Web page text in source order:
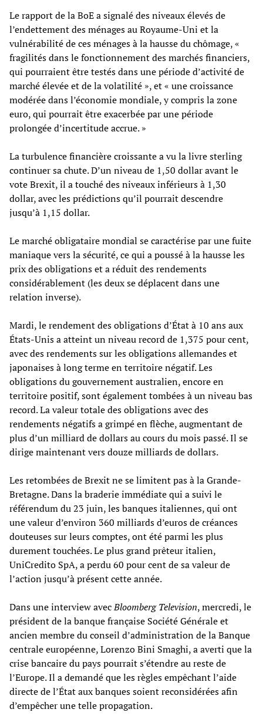
Le rapport de la BoE a signalé des niveaux élevés de
l’endettement des ménages au Royaume-Uni et la
vulnérabilité de ces ménages à la hausse du chômage, «
fragilités dans le fonctionnement des marchés financiers,
qui pourraient être testés dans une période d’activité de
marché élevée et de la volatilité », et « une croissance
modérée dans l’économie mondiale, y compris la zone
euro, qui pourrait être exacerbée par une période
prolongée d’incertitude accrue. »
La turbulence financière croissante a vu la livre sterling
continuer sa chute. D’un niveau de 1,50 dollar avant le
vote Brexit, il a touché des niveaux inférieurs à 1,30
dollar, avec les prédictions qu’il pourrait descendre
jusqu’à 1,15 dollar.
Le marché obligataire mondial se caractérise par une fuite
maniaque vers la sécurité, ce qui a poussé à la hausse les
prix des obligations et a réduit des rendements
considérablement (les deux se déplacent dans une
relation inverse).
Mardi, le rendement des obligations d’État à 10 ans aux
États-Unis a atteint un niveau record de 1,375 pour cent,
avec des rendements sur les obligations allemandes et
japonaises à long terme en territoire négatif. Les
obligations du gouvernement australien, encore en
territoire positif, sont également tombées à un niveau bas
record. La valeur totale des obligations avec des
rendements négatifs a grimpé en flèche, augmentant de
plus d’un milliard de dollars au cours du mois passé. Il se
dirige maintenant vers douze milliards de dollars.
Les retombées de Brexit ne se limitent pas à la Grande-
Bretagne. Dans la braderie immédiate qui a suivi le
référendum du 23 juin, les banques italiennes, qui ont
une valeur d’environ 360 milliards d’euros de créances
douteuses sur leurs comptes, ont été parmi les plus
durement touchées. Le plus grand prêteur italien,
UniCredito SpA, a perdu 60 pour cent de sa valeur de
l’action jusqu’à présent cette année.
Dans une interview avecBloomberg Television, mercredi, le
président de la banque française Société Générale et
ancien membre du conseil d’administration de la Banque
centrale européenne, Lorenzo Bini Smaghi, a averti que la
crise bancaire du pays pourrait s’étendre au reste de
l’Europe. Il a demandé que les règles empêchant l’aide
directe de l’État aux banques soient reconsidérées afin
d’empêcher une telle propagation.